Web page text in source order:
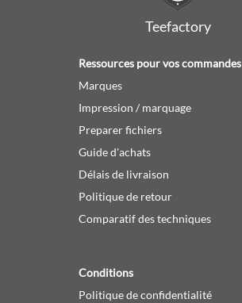
Teefactory
Ressources pour vos commandes
Marques
Impression / marquage
Preparer fichiers
Guide d'achats
Délais de livraison
Politique de retour
Comparatif des techniques
Conditions
Politique de confidentialité